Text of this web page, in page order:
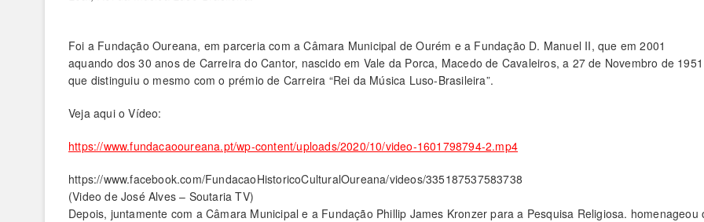
Foi a Fundação Oureana, em parceria com a Câmara Municipal de Ourém e a Fundação D. Manuel II, que em 2001
aquando dos 30 anos de Carreira do Cantor, nascido em Vale da Porca, Macedo de Cavaleiros, a 27 de Novembro de
que distinguiu o mesmo com o prémio de Carreira “Rei da Música Luso-Brasileira”.
Veja aqui o Vídeo:
https://www.fundacaooureana.pt/wp-content/uploads/2020/10/video-1601798794-2.mp4
https://www.facebook.com/FundacaoHistoricoCulturalOureana/videos/335187537583738
(Video de José Alves – Soutaria TV)
Depois, juntamente com a Câmara Municipal e a Fundação Phillip James Kronzer para a Pesquisa Religiosa. homenageou